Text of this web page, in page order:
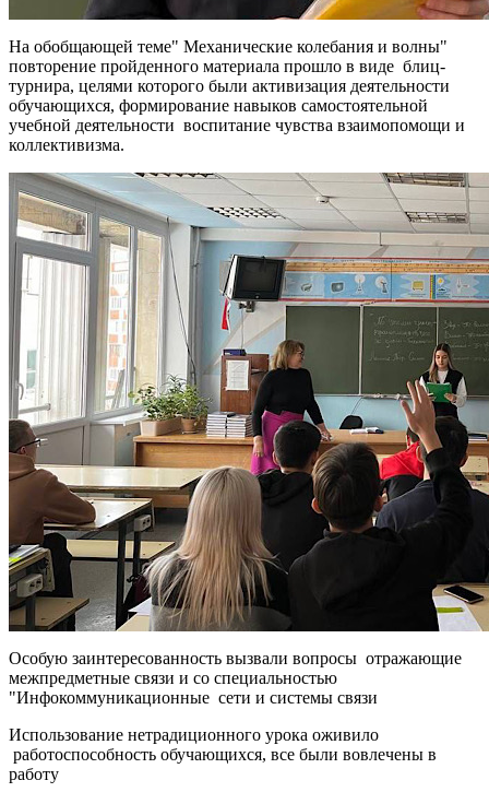
На обобщающей теме" Механические колебания и волны"
повторение пройденного материала прошло в виде блиц-
турнира, целями которого были активизация деятельности
обучающихся, формирование навыков самостоятельной
учебной деятельности воспитание чувства взаимопомощи и
коллективизма.
Особую заинтересованность вызвали вопросы отражающие
межпредметные связи и со специальностью
"Инфокоммуникационные сети и системы связи
Использование нетрадиционного урока оживило
работоспособность обучающихся, все были вовлечены в
работу